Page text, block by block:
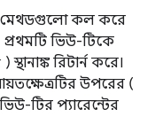
মেথডগুলো কল করে
ভিউ-টিকে
) স্থানাঙ্ক রিটার্ন করে।
উপরের (
টির প্যারেন্টের